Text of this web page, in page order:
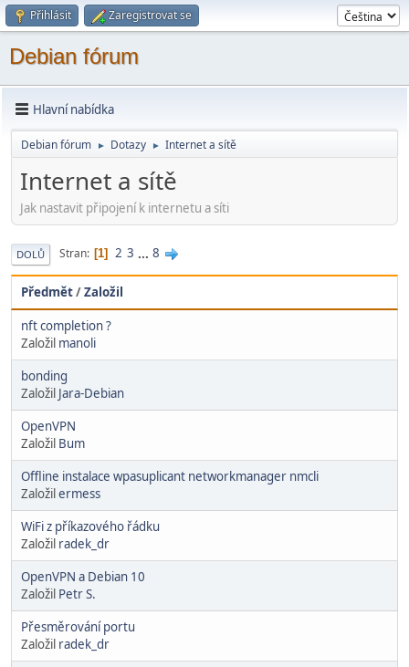
Přihlásit Zaregistrovat se
Debian fórum
Hlavní nabídka
Debian fórum ► Dotazy ► Internet a sítě
Internet a sítě
Jak nastavit připojení k internetu a síti
DOLŮ Stran 1 2 3 ... 8
Předmět/Založil
nft completion ?
Založil manoli
bonding
Založil Jara-Debian
OpenVPN
Založil Bum
Offline instalace wpasuplicant networkmanager nmcli
Založilermess
WiFi z příkazového řádku
Založil radek_dr
OpenVPN a Debian 10
Založil Petr S.
Přesměrování portu
Založil radek_dr